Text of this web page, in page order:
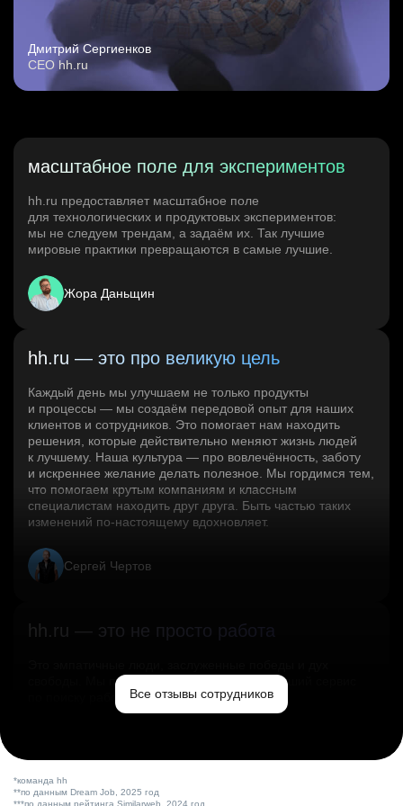
Дмитрий Сергиенков
CEO hh.ru
масштабное поле для экспериментов
hh.ru предоставляет масштабное поле
для технологических и продуктовых экспериментов:
мы не следуем трендам, а задаём их. Так лучшие
мировые практики превращаются в самые лучшие.
Жора Даньщин
hh.ru — это про великую цель
Каждый день мы улучшаем не только продукты
и процессы — мы создаём передовой опыт для наших
клиентов и сотрудников. Это помогает нам находить
решения, которые действительно меняют жизнь людей
к лучшему. Наша культура — про вовлечённость, заботу
и искреннее желание делать полезное. Мы гордимся тем,
что помогаем крутым компаниям и классным
специалистам находить друг друга. Быть частью таких
изменений по‑настоящему вдохновляет.
Сергей Чертов
hh.ru — это не просто работа
свободы. Мы помогаем миру и создаём лучший сервис
по поиску работы в стране.Все отзывы сотрудников
*команда hh
**по данным Dream Job, 2025 год
***по данным рейтинга Similarweb, 2024 год